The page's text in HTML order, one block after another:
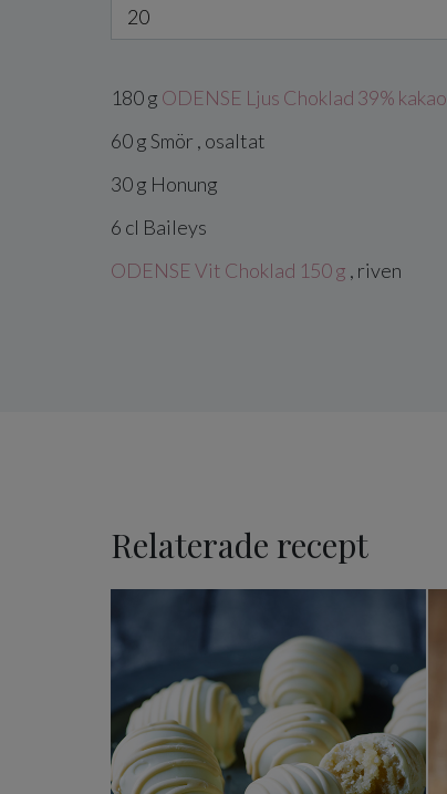
180g ODENSE Ljus Choklad 39%
60gSmör , osaltat
30g Honung
6 cl Baileys
ODENSE Vit Choklad 150 g , riven
Relaterade recept